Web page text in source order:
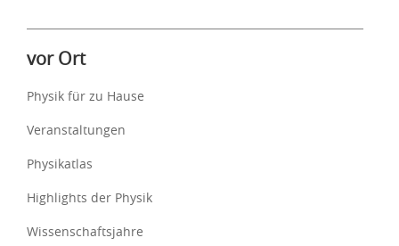
vor Ort
Physik für zu Hause
Veranstaltungen
Physikatlas
Highlights der Physik
Wissenschaftsjahre